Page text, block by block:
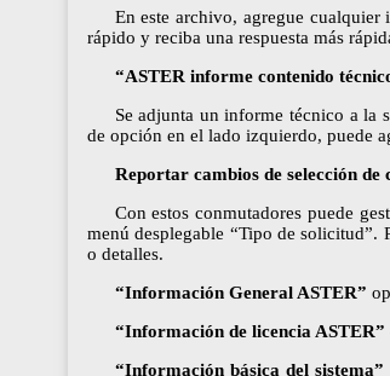
En este archivo, agregue
rápido y reciba una respuesta más
“ASTER informe contenido
Se adjunta un informe técnico a la
de opción en el lado izquierdo, puede
Reportar cambios de selección de
Con estos conmutadores puede
menú desplegable “Tipo de solicitud”.
o detalles.
“Información General ASTER”
“Información de licencia ASTER”
“Información básica del sistema”